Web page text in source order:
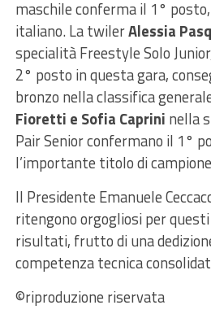
maschile conferma il 1°
italiano. La twilerAlessia
specialità Freestyle Solo
2° posto in questa gara,
bronzo nella classifica
Fioretti e Sofia Caprini nella
Pair Senior confermano il 1°
l’importante titolo di
Il Presidente Emanuele
ritengono orgogliosi per
risultati, frutto di una
competenza tecnica
©riproduzione riservata